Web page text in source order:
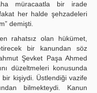
müracaatla bir irade
her halde şehzadeleri
demişti.
rahatsız olan hükümet,
bir kanundan söz
Şevket Paşa Ahmed
düzeltmeleri konusunda
kişiydi. Üstlendiği vazife
bilmekteydi. Kanun